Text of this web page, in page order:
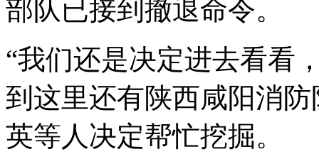
部队已接到撤退命令。
“我们还是决定进去看看
到这里还有陕西咸阳消
英等人决定帮忙挖掘。